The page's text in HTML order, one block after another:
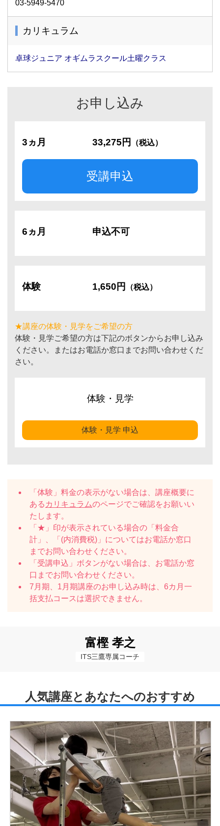
03-5949-5470
カリキュラム
卓球ジュニア オギムラスクール土曜クラス
お申し込み
3ヵ月 33,275円 （税込）
受講申込
6ヵ月 申込不可
体験 1,650円 （税込）
★講座の体験・見学をご希望の方
体験・見学ご希望の方は下記のボタンからお申し込み
ください。またはお電話か窓口までお問い合わせくだ
さい。
体験・見学
体験・見学 申込
「体験」料金の表示がない場合は、講座概要に
ある カリキュラムのページでご確認をお願いい
たします。
「★」印が表示されている場合の「料金合
計」、「(内消費税)」についてはお電話か窓口
までお問い合わせください。
「受講申込」ボタンがない場合は、お電話か窓
口までお問い合わせください。
7月期、1月期講座のお申し込み時は、6カ月一
括支払コースは選択できません。
富樫 孝之
ITS三鷹専属コーチ